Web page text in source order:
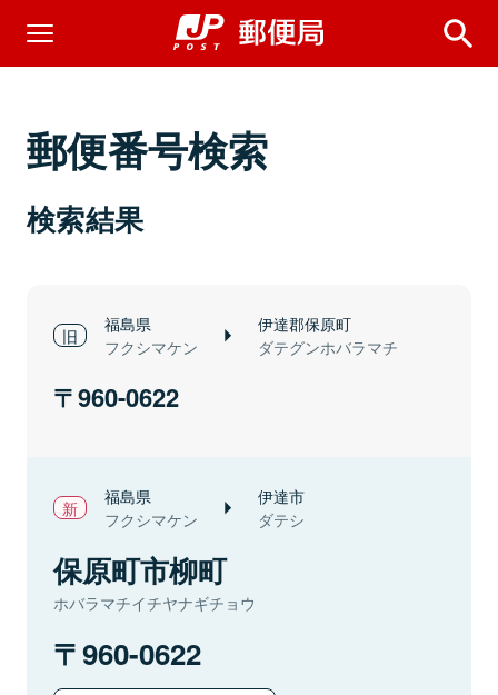
郵便番号検索
検索結果
福島県
フクシマケン
伊達郡保原町
ダテグンホバラマチ
960-0622
福島県
フクシマケン
伊達市
ダテシ
保原町市柳町
ホバラマチイチヤナギチョウ
960-0622